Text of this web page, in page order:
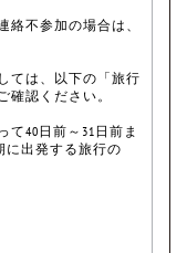
絡不参加の場合は、
ては、以下の「旅行
認ください。
40日前～31日前ま
出発する旅行の